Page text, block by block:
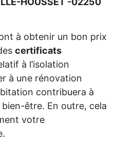
à obtenir un bon prix
certificats
à l’isolation
à une rénovation
contribuera à
être. En outre, cela
votre